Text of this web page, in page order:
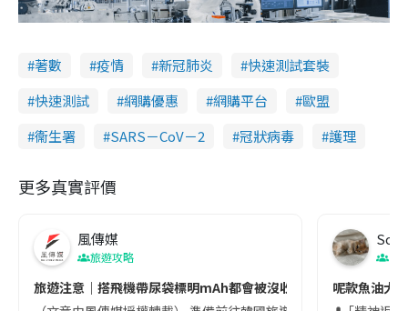
著數 疫情 新冠肺炎
快速測試套裝
快速測試
網購優惠 網購平台
歐盟
衞生署
SARS－CoV－2 冠狀病毒 護理
更多真實評價
風傳媒
旅遊攻略
旅遊注意｜搭飛機帶尿袋標明mAh都會被沒收😱出發前切記檢查
Soul
呢款魚油大